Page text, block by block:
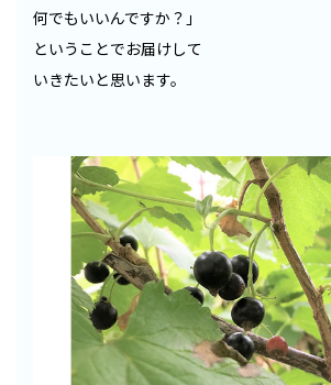
何でもいいんですか？」
ということでお届けして
いきたいと思います。